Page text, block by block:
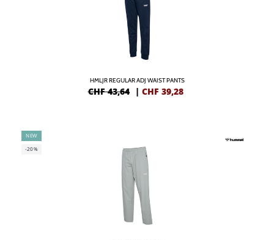
HMLJR REGULAR ADJ WAIST PANTS
CHF 43,64 | CHF 39,28
NEW
-20%